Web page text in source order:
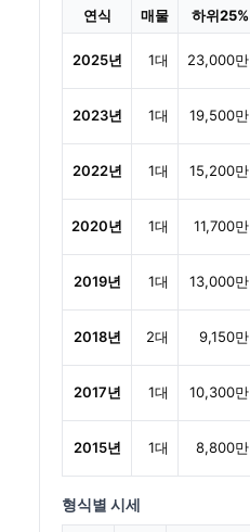
연식 매물 하위25%
2025년 1대 23,000만
2023년 1대 19,500만
2022년 1대 15,200만
2020년 1대 11,700만
2019년 1대 13,000만
2018년 2대 9,150만
2017년 1대 10,300만
2015년 1대 8,800만
형식별 시세